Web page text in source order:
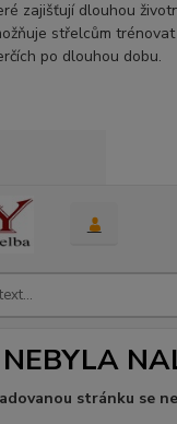
zajišťují dlouhou
střelcům
po dlouhou dobu.
stránku se